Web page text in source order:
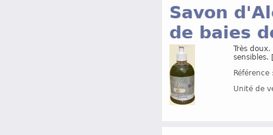
Savon
de baies
Très
sensibles.
Unité de